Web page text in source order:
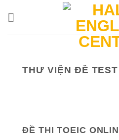
THƯ VIỆN ĐỀ
ĐỀ THI TOEIC